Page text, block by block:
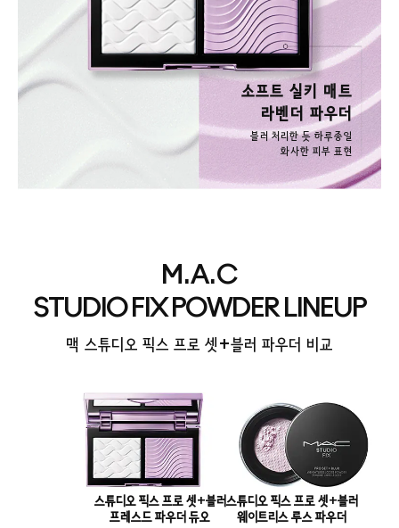
소프트 실키 매트
라벤더 파우더
블러 처리한 듯 하루종일
화사한 피부 표현
M.A.C
STUDIO FIX POWDER LINEUP
맥 스튜디오 픽스 프로 셋+블러 파우더 비교
스튜디오 픽스 프로 셋+블러
프레스드 파우더 듀오
스튜디오 픽스 프로 셋+블러
웨이트리스 루스 파우더